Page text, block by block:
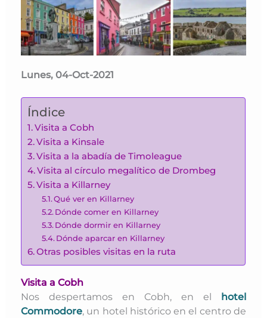
Lunes, 04-Oct-2021
Índice
Visita a Cobh
Visita a Kinsale
Visita a la abadía de Timoleague
Visita al círculo megalítico de Drombeg
Visita a Killarney
Qué ver en Killarney
Dónde comer en Killarney
Dónde dormir en Killarney
Dónde aparcar en Killarney
Otras posibles visitas en la ruta
Visita a Cobh
Nos despertamos en Cobh, en el hotel
Commodore, un hotel histórico en el centro de